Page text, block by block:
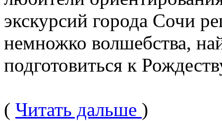
экскурсий города Сочи
немножко волшебства,
подготовиться к
( Читать дальше )